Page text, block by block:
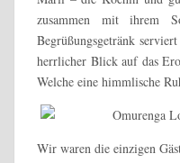
zusammen mit ihrem
Begrüßungsgetränk
herrlicher Blick auf das
Welche eine himmlische
Wir waren die einzigen